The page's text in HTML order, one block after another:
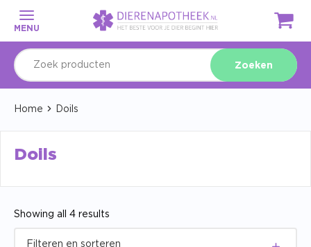
MENU
Zoeken
Home Doils
Doils
Showing all 4 results